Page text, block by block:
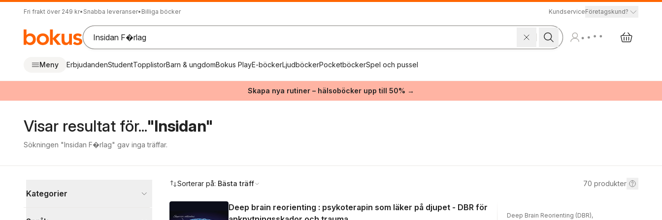
Fri frakt över 249 kr• Snabba leveranser• Billiga böcker KundserviceFöretagskund?
Meny ErbjudandenStudentTopplistorBarn & ungdomBokus PlayE-böckerLjudböckerPocketböckerSpel och pussel
Skapa nya rutiner – hälsoböcker upp till 50% →
Visar resultat för..."Insidan"
Sökningen "Insidan F�rlag" gav inga träffar.
Kategorier
Sorterar på: Bästa träff 70 produkter
Deep brain reorienting : psykoterapin som läker på djupet - DBR för
Deep Brain Reorienting (DBR),